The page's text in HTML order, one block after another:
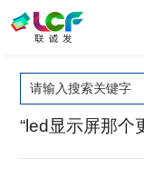
“led显示屏那个